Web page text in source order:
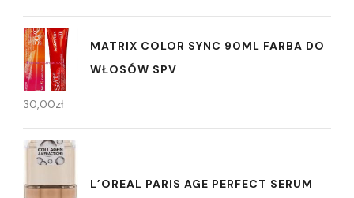
MATRIX COLOR SYNC 90ML FARBA DO
WŁOSÓW SPV
30,00zł
L’OREAL PARIS AGE PERFECT SERUM